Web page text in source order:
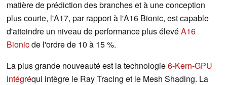
matière de prédiction des branches et à une conception
plus courte, l'A17, par rapport à l'A16 Bionic, est capable
d'atteindre un niveau de performance plus élevéA16
Bionicde l'ordre de 10 à 15 %.
La plus grande nouveauté est la technologie6-Kern-GPU
intégréqui intègre le Ray Tracing et le Mesh Shading. La